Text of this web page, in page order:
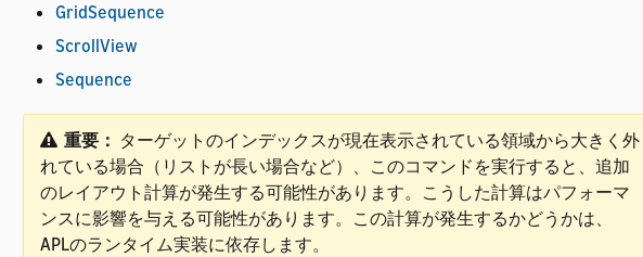
GridSequence
ScrollView
Sequence
重要： ターゲットのインデックスが現在表示されている領域から大きく外
れている場合（リストが長い場合など）、このコマンドを実行すると、追加
のレイアウト計算が発生する可能性があります。こうした計算はパフォーマ
ンスに影響を与える可能性があります。この計算が発生するかどうかは、
APLのランタイム実装に依存します。